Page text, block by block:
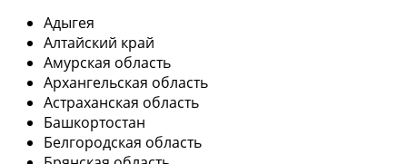
Адыгея
Алтайский край
Амурская область
Архангельская область
Астраханская область
Башкортостан
Белгородская область